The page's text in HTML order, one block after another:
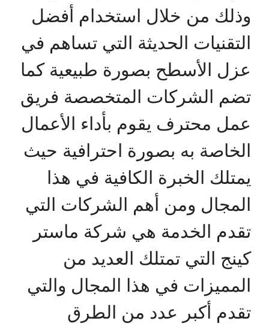
وذلك من خلال استخدام أفضل
التقنيات الحديثة التي تساهم في
عزل الأسطح بصورة طبيعية كما
تضم الشركات المتخصصة فريق
عمل محترف يقوم بأداء الأعمال
الخاصة به بصورة احترافية حيث
يمتلك الخبرة الكافية في هذا
المجال ومن أهم الشركات التي
تقدم الخدمة هي شركة ماستر
كينج التي تمتلك العديد من
المميزات في هذا المجال والتي
تقدم أكبر عدد من الطرق